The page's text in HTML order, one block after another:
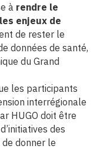
à rendre le
enjeux de
de rester le
données de santé,
du Grand
les participants
interrégionale
HUGO doit être
des
donner le